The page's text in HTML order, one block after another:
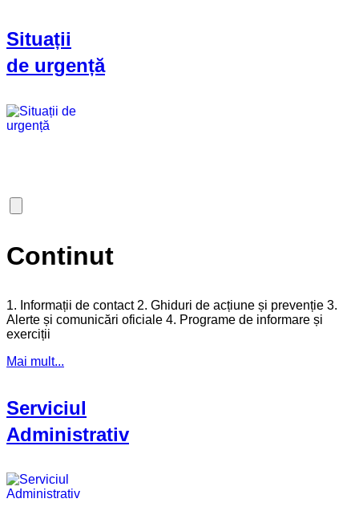
Situații
de urgență
Continut
1. Informații de contact 2. Ghiduri de acțiune și prevenție 3.
Alerte și comunicări oficiale 4. Programe de informare și
exerciții
Mai mult...
Serviciul
Administrativ